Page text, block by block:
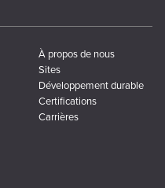
À propos de nous
Sites
Développement durable
Certifications
Carrières